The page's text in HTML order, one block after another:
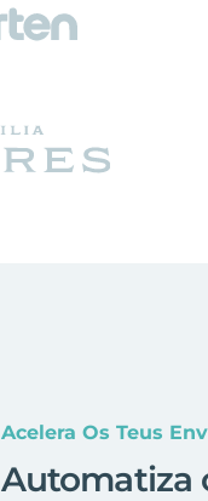
Acelera Os Teus
Automatiza